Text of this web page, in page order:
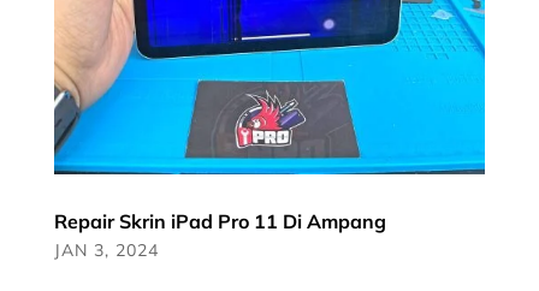
Repair Skrin iPad Pro 11 Di Ampang
JAN 3, 2024